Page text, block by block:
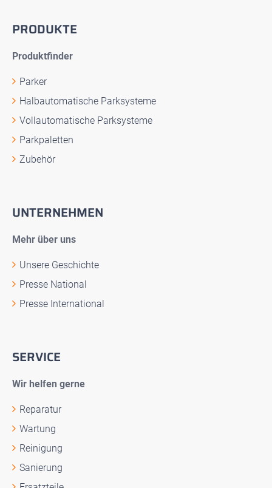
PRODUKTE
Produktfinder
Parker
Halbautomatische Parksysteme
Vollautomatische Parksysteme
Parkpaletten
Zubehör
UNTERNEHMEN
Mehr über uns
Unsere Geschichte
Presse National
Presse International
SERVICE
Wir helfen gerne
Reparatur
Wartung
Reinigung
Sanierung